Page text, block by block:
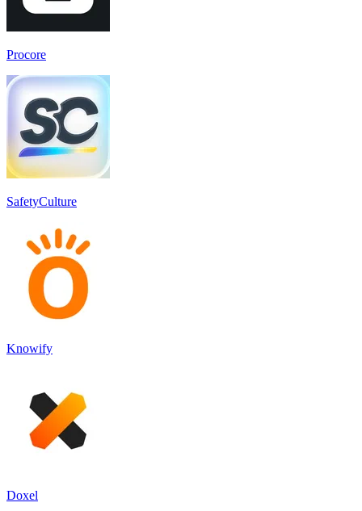
Procore
SafetyCulture
Knowify
Doxel